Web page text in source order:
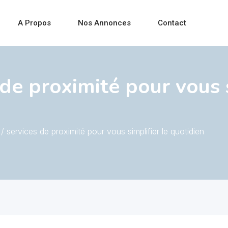
A Propos Nos Annonces Contact
proximité pour
/ services de proximité pour vous simplifier le quotidien